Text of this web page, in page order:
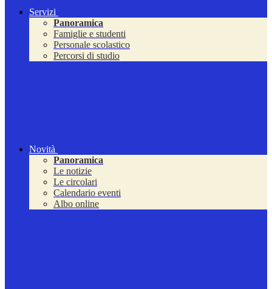
Servizi
Panoramica
Famiglie e studenti
Personale scolastico
Percorsi di studio
Novità
Panoramica
Le notizie
Le circolari
Calendario eventi
Albo online